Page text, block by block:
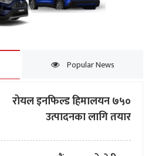
Popular News
रोयल इनफिल्ड हिमालयन ७५०
उत्पादनका लागि तयार